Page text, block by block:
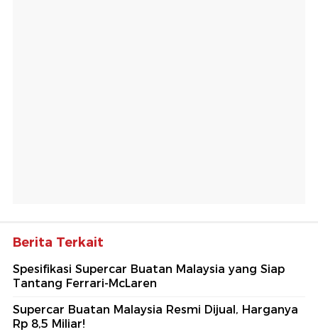
Berita Terkait
Spesifikasi Supercar Buatan Malaysia yang Siap
Tantang Ferrari-McLaren
Supercar Buatan Malaysia Resmi Dijual, Harganya
Rp 8,5 Miliar!